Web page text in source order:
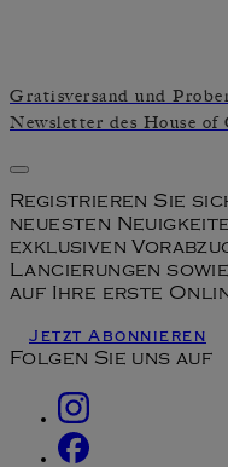
Gratisversand und
Newsletter des House of
Registrieren Sie
neuesten
exklusiven
Lancierungen
auf Ihre erste
Jetzt Abonnieren
Folgen Sie uns auf